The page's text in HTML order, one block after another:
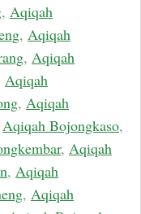
, Aqiqah
, Aqiqah
, Aqiqah
Aqiqah
, Aqiqah
Aqiqah Bojongkaso,
, Aqiqah
, Aqiqah
, Aqiqah